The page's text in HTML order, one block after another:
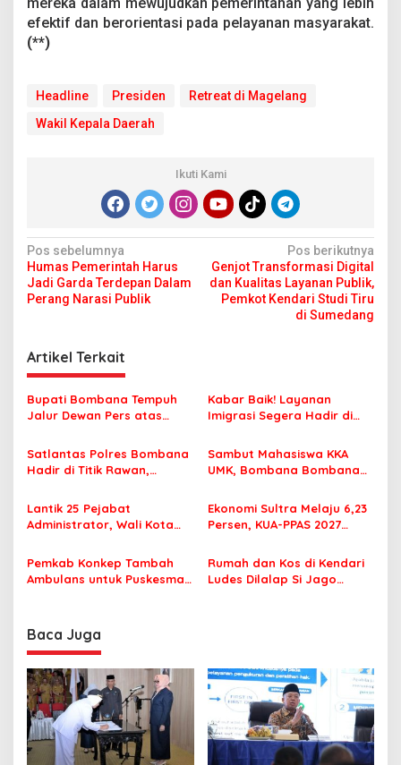
efektif dan berorientasi pada pelayanan masyarakat.
(**)
Headline Presiden
Retreat di Magelang
Wakil Kepala Daerah
Ikuti Kami
N
a
v
g
a
s
i
p
o
s
Pos sebelumnya
Humas Pemerintah Harus
Jadi Garda Terdepan Dalam
Perang Narasi Publik
Pos berikutnya
Genjot Transformasi Digital
dan Kualitas Layanan Publik,
Pemkot Kendari Studi Tiru
di Sumedang
Artikel Terkait
Bupati Bombana Tempuh
Jalur Dewan Pers atas
Korupsi Jembatan Cirauci II
Kabar Baik! Layanan
Imigrasi Segera Hadir di
Perlu Lagi ke Kendari
Satlantas Polres Bombana
Hadir di Titik Rawan,
Sekolah dengan Aman
Sambut Mahasiswa KKA
UMK, Bombana Bombana
Sasaran
Lantik 25 Pejabat
Administrator, Wali Kota
Berintegritas dan
Profesional Layani
Ekonomi Sultra Melaju 6,23
Persen, KUA-PPAS 2027
Pemkab Konkep Tambah
Ambulans untuk Puskesmas
Rumah dan Kos di Kendari
Ludes Dilalap Si Jago
Baca Juga